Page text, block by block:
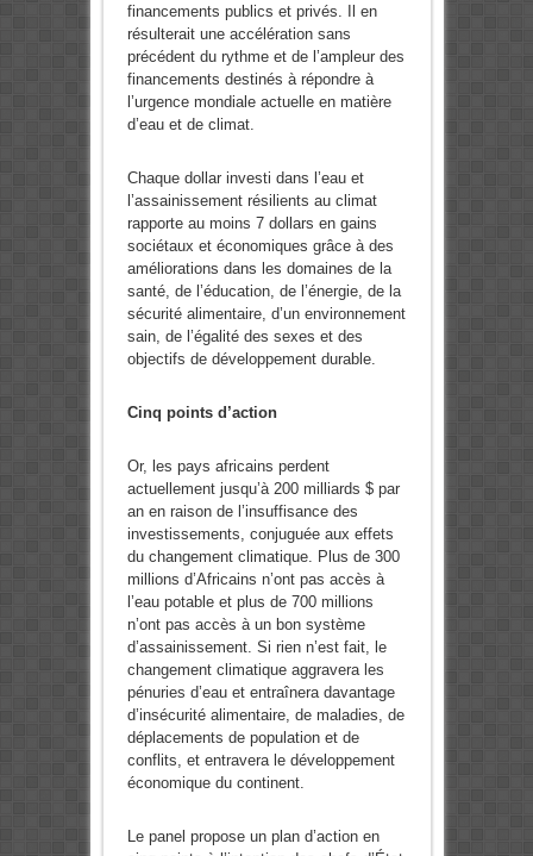
financements publics et privés. Il en
résulterait une accélération sans
précédent du rythme et de l’ampleur des
financements destinés à répondre à
l’urgence mondiale actuelle en matière
d’eau et de climat.
Chaque dollar investi dans l’eau et
l’assainissement résilients au climat
rapporte au moins 7 dollars en gains
sociétaux et économiques grâce à des
améliorations dans les domaines de la
santé, de l’éducation, de l’énergie, de la
sécurité alimentaire, d’un environnement
sain, de l’égalité des sexes et des
objectifs de développement durable.
Cinq points d’action
Or, les pays africains perdent
actuellement jusqu’à 200 milliards $ par
an en raison de l’insuffisance des
investissements, conjuguée aux effets
du changement climatique. Plus de 300
millions d’Africains n’ont pas accès à
l’eau potable et plus de 700 millions
n’ont pas accès à un bon système
d’assainissement. Si rien n’est fait, le
changement climatique aggravera les
pénuries d’eau et entraînera davantage
d’insécurité alimentaire, de maladies, de
déplacements de population et de
conflits, et entravera le développement
économique du continent.
Le panel propose un plan d’action en